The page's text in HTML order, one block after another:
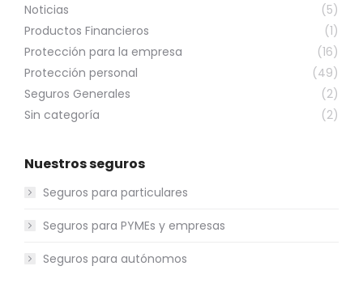
Noticias
(5)
Productos Financieros
(1)
Protección para la empresa
(16)
Protección personal
(49)
Seguros Generales
(2)
Sin categoría
(2)
Nuestros seguros
Seguros para particulares
Seguros para PYMEs y empresas
Seguros para autónomos